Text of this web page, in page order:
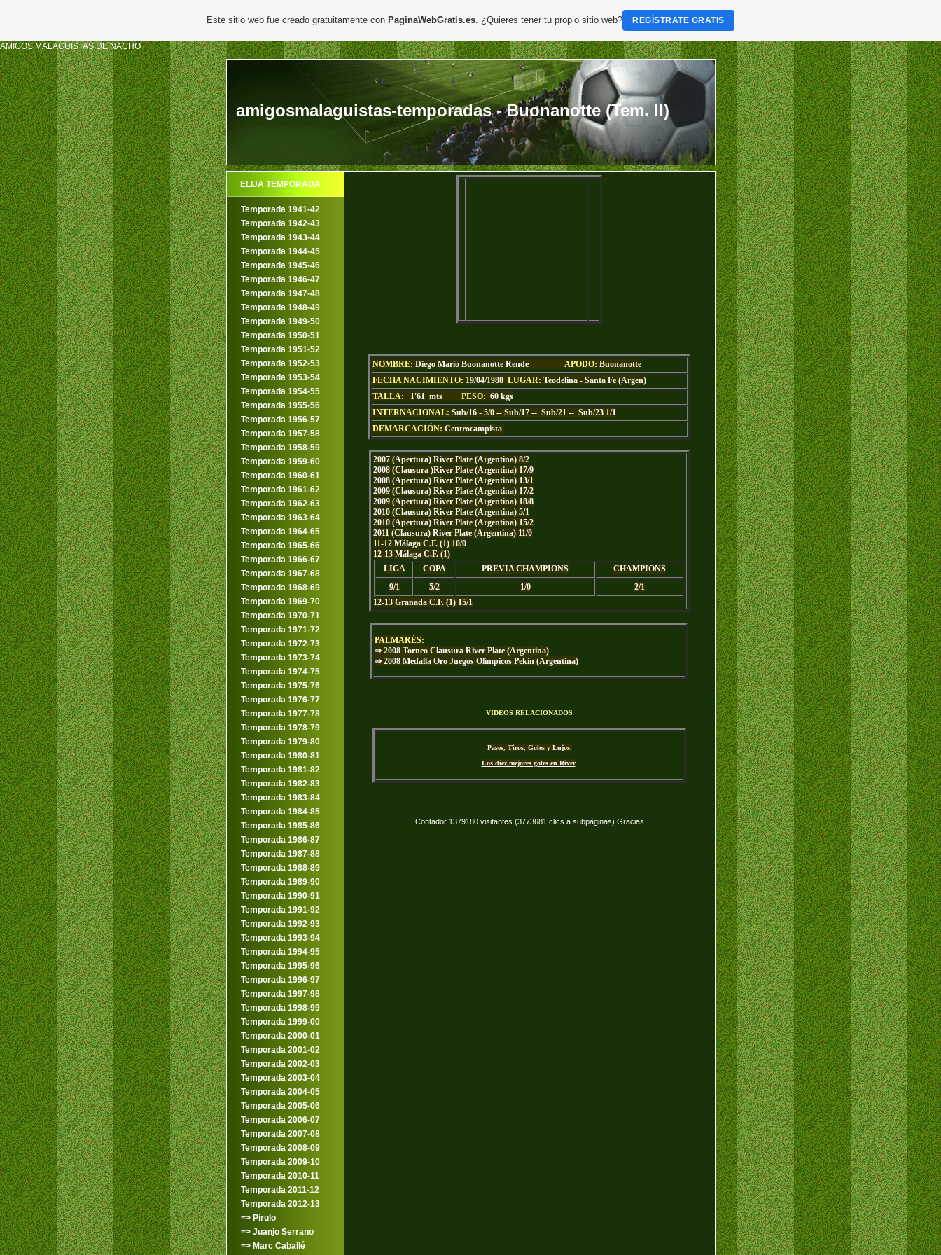
AMIGOS MALAGUISTAS DE NACHO
amigosmalaguistas-temporadas - Buonanotte (Tem. II)
ELIJA TEMPORADA
Temporada 1941-42
Temporada 1942-43
Temporada 1943-44
Temporada 1944-45
Temporada 1945-46
Temporada 1946-47
Temporada 1947-48
Temporada 1948-49
Temporada 1949-50
Temporada 1950-51
Temporada 1951-52
Temporada 1952-53
Temporada 1953-54
Temporada 1954-55
Temporada 1955-56
Temporada 1956-57
Temporada 1957-58
Temporada 1958-59
Temporada 1959-60
Temporada 1960-61
Temporada 1961-62
Temporada 1962-63
Temporada 1963-64
Temporada 1964-65
Temporada 1965-66
Temporada 1966-67
Temporada 1967-68
Temporada 1968-69
Temporada 1969-70
Temporada 1970-71
Temporada 1971-72
Temporada 1972-73
Temporada 1973-74
Temporada 1974-75
Temporada 1975-76
Temporada 1976-77
Temporada 1977-78
Temporada 1978-79
Temporada 1979-80
Temporada 1980-81
Temporada 1981-82
Temporada 1982-83
Temporada 1983-84
Temporada 1984-85
Temporada 1985-86
Temporada 1986-87
Temporada 1987-88
Temporada 1988-89
Temporada 1989-90
Temporada 1990-91
Temporada 1991-92
Temporada 1992-93
Temporada 1993-94
Temporada 1994-95
Temporada 1995-96
Temporada 1996-97
Temporada 1997-98
Temporada 1998-99
Temporada 1999-00
Temporada 2000-01
Temporada 2001-02
Temporada 2002-03
Temporada 2003-04
Temporada 2004-05
Temporada 2005-06
Temporada 2006-07
Temporada 2007-08
Temporada 2008-09
Temporada 2009-10
Temporada 2010-11
Temporada 2011-12
Temporada 2012-13
=> Pirulo
=> Juanjo Serrano
=> Marc Caballé
NOMBRE: Diego Mario Buonanotte Rende APODO: Buonanotte
FECHA NACIMIENTO: 19/04/1988 LUGAR: Teodelina - Santa Fe (Argen)
TALLA: 1'61 mts PESO: 60 kgs
INTERNACIONAL: Sub/16 - 5/0 -- Sub/17 -- Sub/21 -- Sub/23 1/1
DEMARCACIÓN: Centrocampista
2007 (Apertura) River Plate (Argentina) 8/2
2008 (Clausura )River Plate (Argentina) 17/9
2008 (Apertura) River Plate (Argentina) 13/1
2009 (Clausura) River Plate (Argentina) 17/2
2009 (Apertura) River Plate (Argentina) 18/8
2010 (Clausura) River Plate (Argentina) 5/1
2010 (Apertura) River Plate (Argentina) 15/2
2011 (Clausura) River Plate (Argentina) 11/0
11-12 Málaga C.F. (1) 10/0
12-13 Málaga C.F. (1)
LIGA
COPA PREVIA CHAMPIONS
CHAMPIONS
9/1
5/2 1/0
2/1
12-13 Granada C.F. (1) 15/1
PALMARÉS:
⇒ 2008 Torneo Clausura River Plate (Argentina)
⇒ 2008 Medalla Oro Juegos Olímpicos Pekín (Argentina)
VIDEOS RELACIONADOS
Pases, Tiros, Goles y Lujos.
Los diez mejores goles en River.
Contador 1379180 visitantes (3773681 clics a subpáginas) Gracias
Este sitio web fue creado gratuitamente con PaginaWebGratis.es. ¿Quieres tener tu propio sitio web? REGÍSTRATE GRATIS